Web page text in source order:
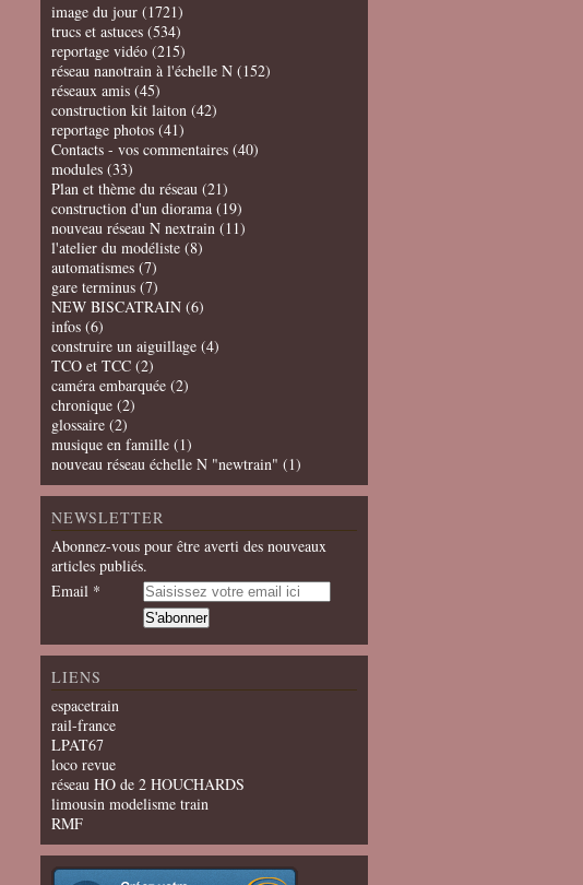
image du jour (1721)
trucs et astuces (534)
reportage vidéo (215)
réseau nanotrain à l'échelle N (152)
réseaux amis (45)
construction kit laiton (42)
reportage photos (41)
Contacts - vos commentaires (40)
modules (33)
Plan et thème du réseau (21)
construction d'un diorama (19)
nouveau réseau N nextrain (11)
l'atelier du modéliste (8)
automatismes (7)
gare terminus (7)
NEW BISCATRAIN (6)
infos (6)
construire un aiguillage (4)
TCO et TCC (2)
caméra embarquée (2)
chronique (2)
glossaire (2)
musique en famille (1)
nouveau réseau échelle N "newtrain" (1)
NEWSLETTER
Abonnez-vous pour être averti des nouveaux
articles publiés.
Email
LIENS
espacetrain
rail-france
LPAT67
loco revue
réseau HO de 2 HOUCHARDS
limousin modelisme train
RMF